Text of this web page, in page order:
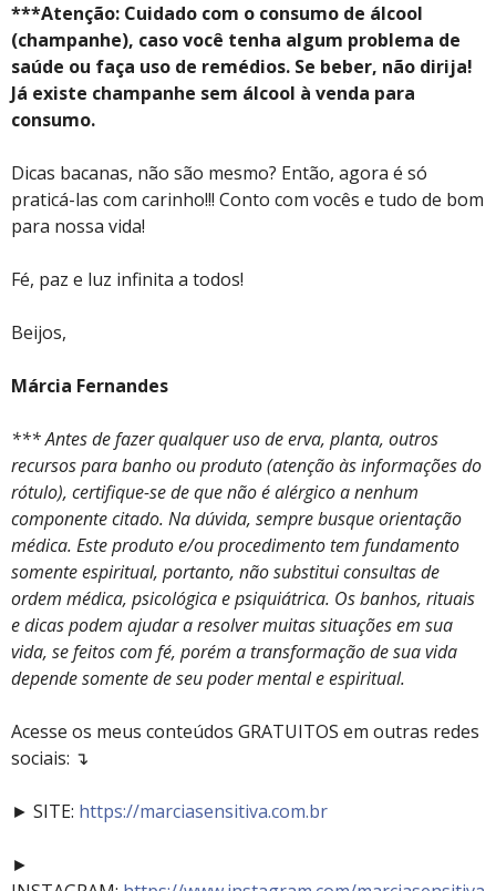
***Atenção: Cuidado com o consumo de álcool
(champanhe), caso você tenha algum problema de
saúde ou faça uso de remédios. Se beber, não dirija!
Já existe champanhe sem álcool à venda para
consumo.
Dicas bacanas, não são mesmo? Então, agora é só
praticá-las com carinho!!! Conto com vocês e tudo de bom
para nossa vida!
Fé, paz e luz infinita a todos!
Beijos,
Márcia Fernandes
*** Antes de fazer qualquer uso de erva, planta, outros
recursos para banho ou produto (atenção às informações do
rótulo), certifique-se de que não é alérgico a nenhum
componente citado. Na dúvida, sempre busque orientação
médica. Este produto e/ou procedimento tem fundamento
somente espiritual, portanto, não substitui consultas de
ordem médica, psicológica e psiquiátrica. Os banhos, rituais
e dicas podem ajudar a resolver muitas situações em sua
vida, se feitos com fé, porém a transformação de sua vida
depende somente de seu poder mental e espiritual.
Acesse os meus conteúdos GRATUITOS em outras redes
sociais: ↴
► SITE: https://marciasensitiva.com.br
►